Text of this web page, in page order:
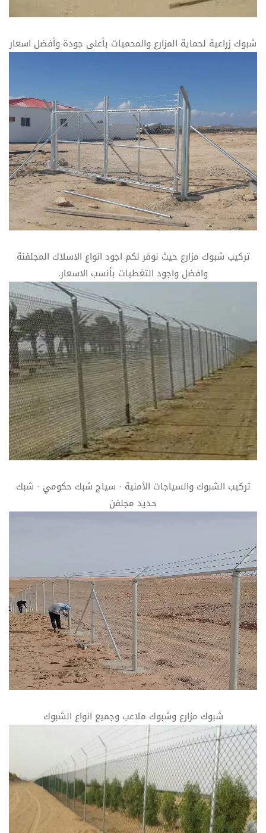
شبوك زراعية لحماية المزارع والمحميات بأعلى جودة وأفضل اسعار
تركيب شبوك مزارع حيث نوفر لكم اجود انواع الاسلاك المجلفنة
وافضل واجود التغطيات بأنسب الاسعار.
تركيب الشبوك والسياجات الأمنية · سياج شبك حكومي · شبك
حديد مجلفن
شبوك مزارع وشبوك ملاعب وجميع انواع الشبوك